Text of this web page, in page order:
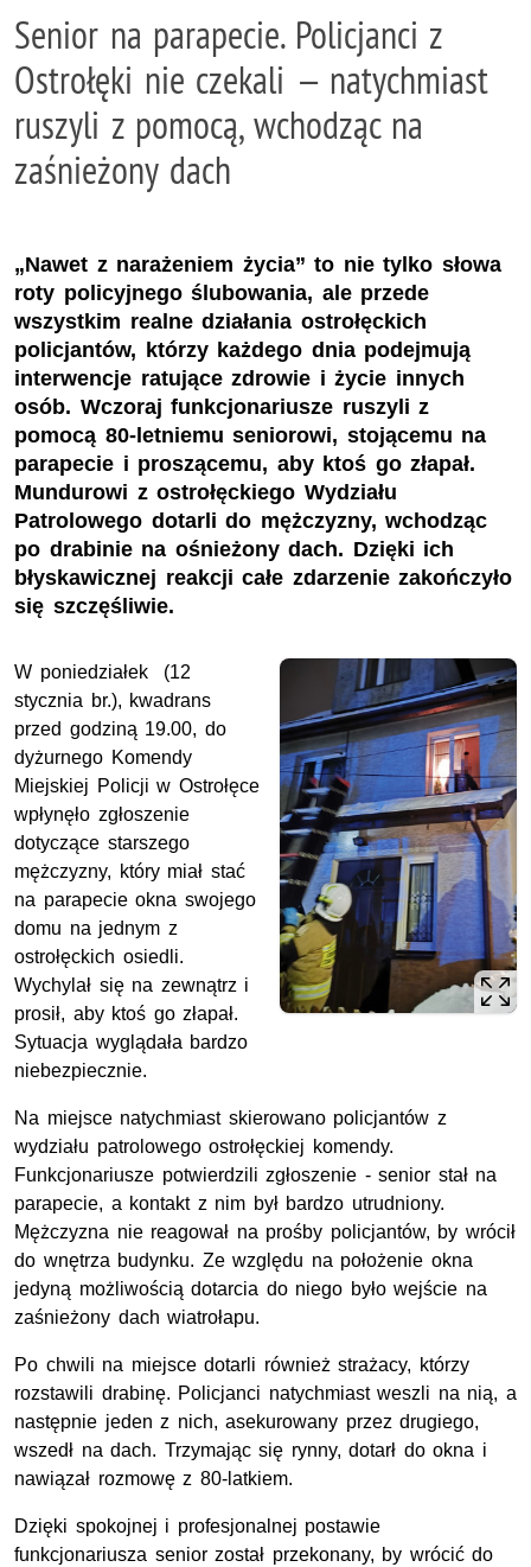
Senior na parapecie. Policjanci z
Ostrołęki nie czekali — natychmiast
ruszyli z pomocą, wchodząc na
zaśnieżony dach
„Nawet z narażeniem życia” to nie tylko słowa
roty policyjnego ślubowania, ale przede
wszystkim realne działania ostrołęckich
policjantów, którzy każdego dnia podejmują
interwencje ratujące zdrowie i życie innych
osób. Wczoraj funkcjonariusze ruszyli z
pomocą 80-letniemu seniorowi, stojącemu na
parapecie i proszącemu, aby ktoś go złapał.
Mundurowi z ostrołęckiego Wydziału
Patrolowego dotarli do mężczyzny, wchodząc
po drabinie na ośnieżony dach. Dzięki ich
błyskawicznej reakcji całe zdarzenie zakończyło
się szczęśliwie.
W poniedziałek (12
stycznia br.), kwadrans
przed godziną 19.00, do
dyżurnego Komendy
Miejskiej Policji w Ostrołęce
wpłynęło zgłoszenie
dotyczące starszego
mężczyzny, który miał stać
na parapecie okna swojego
domu na jednym z
ostrołęckich osiedli.
Wychylał się na zewnątrz i
prosił, aby ktoś go złapał.
Sytuacja wyglądała bardzo
niebezpiecznie.
Na miejsce natychmiast skierowano policjantów z
wydziału patrolowego ostrołęckiej komendy.
Funkcjonariusze potwierdzili zgłoszenie - senior stał na
parapecie, a kontakt z nim był bardzo utrudniony.
Mężczyzna nie reagował na prośby policjantów, by wrócił
do wnętrza budynku. Ze względu na położenie okna
jedyną możliwością dotarcia do niego było wejście na
zaśnieżony dach wiatrołapu.
Po chwili na miejsce dotarli również strażacy, którzy
rozstawili drabinę. Policjanci natychmiast weszli na nią, a
następnie jeden z nich, asekurowany przez drugiego,
wszedł na dach. Trzymając się rynny, dotarł do okna i
nawiązał rozmowę z 80-latkiem.
Dzięki spokojnej i profesjonalnej postawie
funkcjonariusza senior został przekonany, by wrócić do